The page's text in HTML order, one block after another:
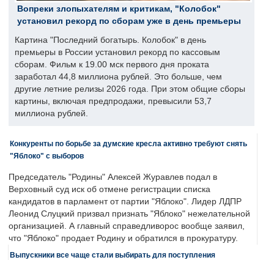
Вопреки злопыхателям и критикам, "Колобок"
установил рекорд по сборам уже в день премьеры
Картина "Последний богатырь. Колобок" в день
премьеры в России установил рекорд по кассовым
сборам. Фильм к 19.00 мск первого дня проката
заработал 44,8 миллиона рублей. Это больше, чем
другие летние релизы 2026 года. При этом общие сборы
картины, включая предпродажи, превысили 53,7
миллиона рублей.
Конкуренты по борьбе за думские кресла активно требуют снять
"Яблоко" с выборов
Председатель "Родины" Алексей Журавлев подал в
Верховный суд иск об отмене регистрации списка
кандидатов в парламент от партии "Яблоко". Лидер ЛДПР
Леонид Слуцкий призвал признать "Яблоко" нежелательной
организацией. А главный справедливорос вообще заявил,
что "Яблоко" продает Родину и обратился в прокуратуру.
Выпускники все чаще стали выбирать для поступления